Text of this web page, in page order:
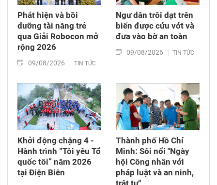
Phát hiện và bồi
dưỡng tài năng trẻ
qua Giải Robocon mở
rộng 2026
09/08/2026 TIN TỨC
Ngư dân trôi dạt trên
biển được cứu vớt và
đưa vào bờ an toàn
09/08/2026 TIN TỨC
Khởi động chặng 4 -
Hành trình “Tôi yêu Tổ
quốc tôi” năm 2026
tại Điện Biên
Thành phố Hồ Chí
Minh: Sôi nổi "Ngày
hội Công nhân với
pháp luật và an ninh,
trật tự"